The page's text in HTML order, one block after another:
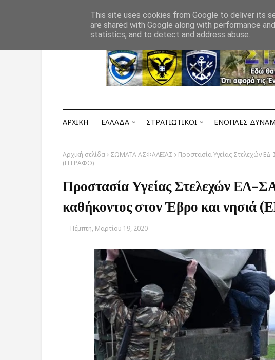
ΑΡΧΙΚΗ ΕΛΛΑΔΑ ΣΤΡΑΤΙΩΤΙΚΟΙ ΕΝΟΠΛΕΣ
Αρχική σελίδα ΣΩΜΑΤΑ ΑΣΦΑΛΕΙΑΣ
Προστασία Υγείας Στελεχών
(ΕΓΓΡΑΦΟ)
Προστασία Υγείας Στελεχών ΕΔ-
καθήκοντος στον Έβρο και νησιά
- Πέμπτη, Μαρτίου 19, 2020
This site uses cookies from Google to deliver its
are shared with Google along with performance
statistics, and to detect and address abuse.